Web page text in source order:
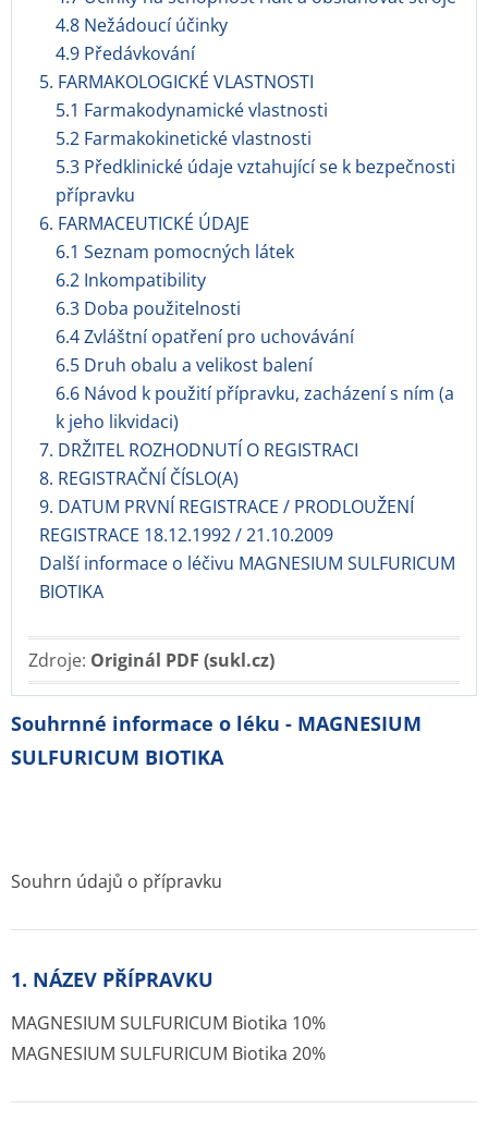
4.8 Nežádoucí účinky
4.9 Předávkování
5. FARMAKOLOGICKÉ VLASTNOSTI
5.1 Farmakodynamické vlastnosti
5.2 Farmakokinetické vlastnosti
5.3 Předklinické údaje vztahující se k bezpečnosti
přípravku
6. FARMACEUTICKÉ ÚDAJE
6.1 Seznam pomocných látek
6.2 Inkompatibility
6.3 Doba použitelnosti
6.4 Zvláštní opatření pro uchovávání
6.5 Druh obalu a velikost balení
6.6 Návod k použití přípravku, zacházení s ním (a
k jeho likvidaci)
7. DRŽITEL ROZHODNUTÍ O REGISTRACI
8. REGISTRAČNÍ ČÍSLO(A)
9. DATUM PRVNÍ REGISTRACE / PRODLOUŽENÍ
REGISTRACE 18.12.1992 / 21.10.2009
Další informace o léčivu MAGNESIUM SULFURICUM
BIOTIKA
Zdroje: Originál PDF (sukl.cz)
Souhrnné informace o léku - MAGNESIUM
SULFURICUM BIOTIKA
Souhrn údajů o přípravku
1. NÁZEV PŘÍPRAVKU
MAGNESIUM SULFURICUM Biotika 10%
MAGNESIUM SULFURICUM Biotika 20%